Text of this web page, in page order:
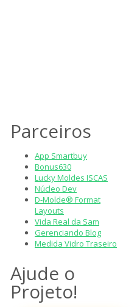
Parceiros
App Smartbuy
Bonus630
Lucky Moldes ISCAS
Núcleo Dev
D-Molde® Format
Layouts
Vida Real da Sam
Gerenciando Blog
Medida Vidro Traseiro
Ajude o
Projeto!